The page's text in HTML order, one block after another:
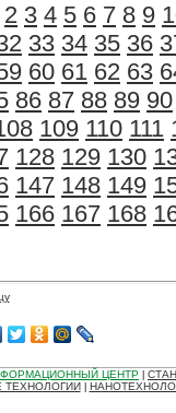
2 3 4 5 6 7 8 9
33 34 35 36
60 61 62 63
86 87 88 89 90
109 110 111
128 129 130
147 148 149
166 167 168
ЦЕНТР
ТЕХНОЛОГИИ